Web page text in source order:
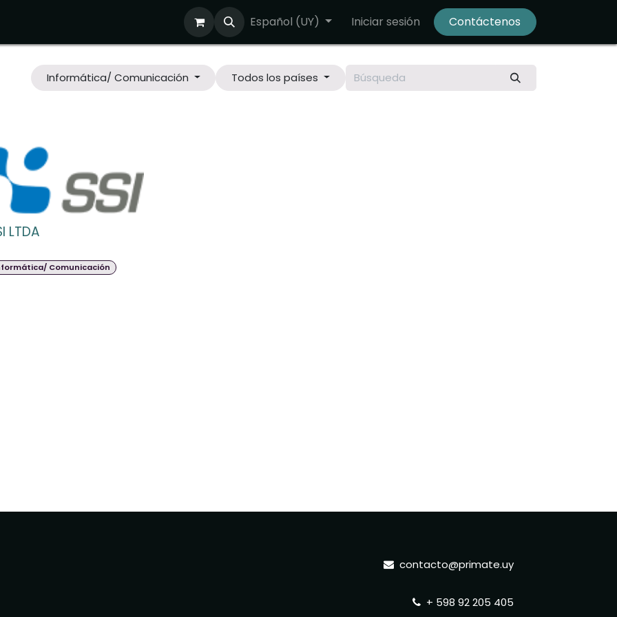
Tienda Blog Empleos
Español (UY) Iniciar sesión Contáctenos
Informática/ Comunicación Todos los países
LTDA
Comunicación
contacto@primate.uy
+ 598 92 205 405